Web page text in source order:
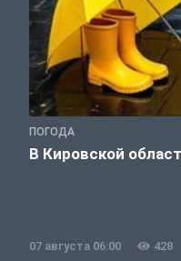
ПОГОДА
В Кировской
07 августа 06:00 428